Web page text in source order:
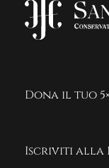
Dona il tuo
Iscriviti alla